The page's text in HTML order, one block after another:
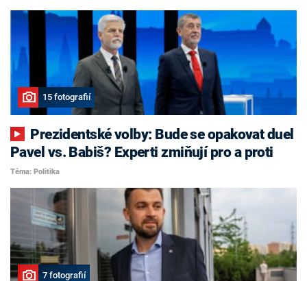
15 fotografií
Pavel vs. Babiš? Experti zmiňují pro a proti
Téma: Politika
7 fotografií